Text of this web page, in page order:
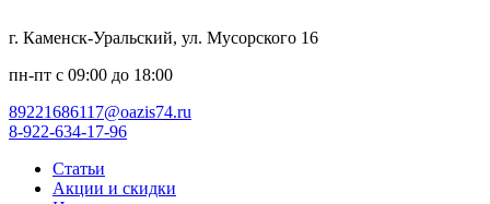
г. Каменск-Уральский, ул. Мусорского 16
пн-пт с 09:00 до 18:00
89221686117@oazis74.ru
8-922-634-17-96
Статьи
Акции и скидки